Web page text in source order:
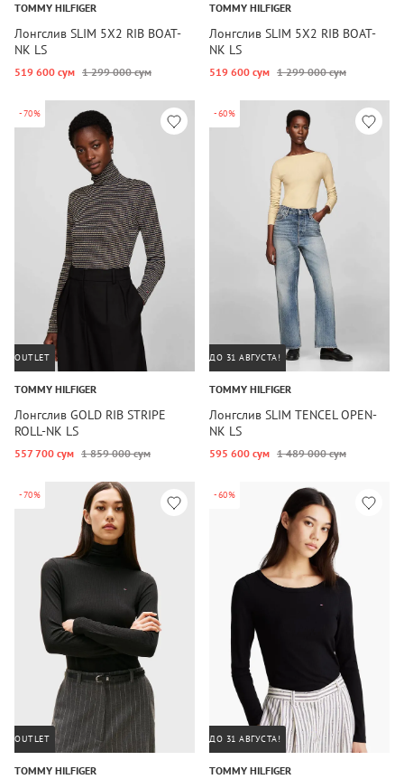
TOMMY HILFIGER
Лонгслив SLIM 5X2 RIB BOAT-
NK LS
519 600 сум 1 299 000 сум
TOMMY HILFIGER
Лонгслив SLIM 5X2 RIB BOAT-
NK LS
519 600 сум 1 299 000 сум
-70%
OUTLET
TOMMY HILFIGER
Лонгслив GOLD RIB STRIPE
ROLL-NK LS
557 700 сум 1 859 000 сум
-60%
ДО 31 АВГУСТА!
TOMMY HILFIGER
Лонгслив SLIM TENCEL OPEN-
NK LS
595 600 сум 1 489 000 сум
-70%
OUTLET
TOMMY HILFIGER
-60%
ДО 31 АВГУСТА!
TOMMY HILFIGER